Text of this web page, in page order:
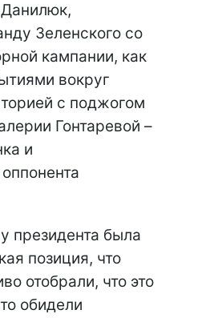
Зеленского со
кампании, как
вокруг
с поджогом
Гонтаревой –
и
президента была
позиция, что
отобрали, что это
обидели